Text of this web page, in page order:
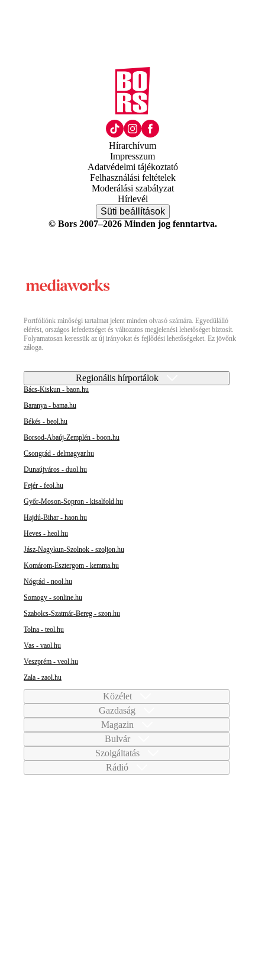
Hírarchívum
Impresszum
Adatvédelmi tájékoztató
Felhasználási feltételek
Moderálási szabályzat
Hírlevél
Süti beállítások
© Bors 2007–2026 Minden jog fenntartva.
Portfóliónk minőségi tartalmat jelent minden olvasó számára. Egyedülálló
elérést, országos lefedettséget és változatos megjelenési lehetőséget biztosít.
Folyamatosan keressük az új irányokat és fejlődési lehetőségeket. Ez jövőnk
záloga.
Regionális hírportálok
Bács-Kiskun - baon.hu
Baranya - bama.hu
Békés - beol.hu
Borsod-Abaúj-Zemplén - boon.hu
Csongrád - delmagyar.hu
Dunaújváros - duol.hu
Fejér - feol.hu
Győr-Moson-Sopron - kisalfold.hu
Hajdú-Bihar - haon.hu
Heves - heol.hu
Jász-Nagykun-Szolnok - szoljon.hu
Komárom-Esztergom - kemma.hu
Nógrád - nool.hu
Somogy - sonline.hu
Szabolcs-Szatmár-Bereg - szon.hu
Tolna - teol.hu
Vas - vaol.hu
Veszprém - veol.hu
Zala - zaol.hu
Közélet
Gazdaság
Magazin
Bulvár
Szolgáltatás
Rádió